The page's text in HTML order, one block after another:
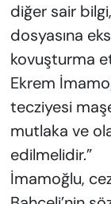
diğer sair
dosyasına
kovuşturma
Ekrem
tecziyesi
mutlaka ve
edilmelidir.”
İmamoğlu,